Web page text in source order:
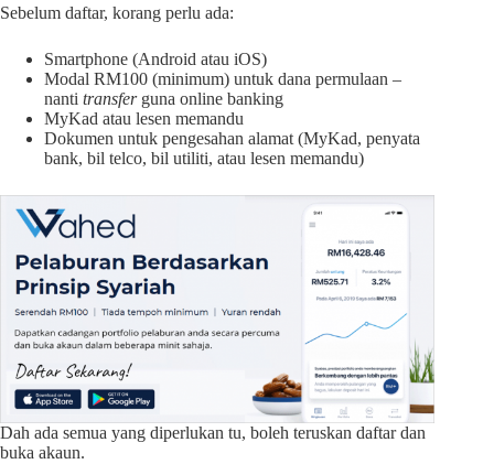
Sebelum daftar, korang perlu ada:
Smartphone (Android atau iOS)
Modal RM100 (minimum) untuk dana permulaan –
nanti transferguna online banking
MyKad atau lesen memandu
Dokumen untuk pengesahan alamat (MyKad, penyata
bank, bil telco, bil utiliti, atau lesen memandu)
Dah ada semua yang diperlukan tu, boleh teruskan daftar dan
buka akaun.